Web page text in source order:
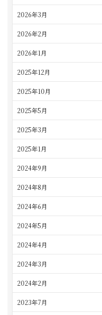
2026年3月
2026年2月
2026年1月
2025年12月
2025年10月
2025年5月
2025年3月
2025年1月
2024年9月
2024年8月
2024年6月
2024年5月
2024年4月
2024年3月
2024年2月
2023年7月